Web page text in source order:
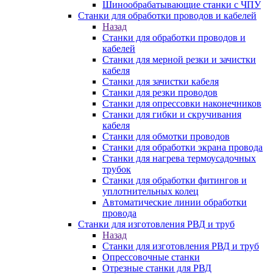
Шинообрабатывающие станки с ЧПУ
Станки для обработки проводов и кабелей
Назад
Станки для обработки проводов и
кабелей
Станки для мерной резки и зачистки
кабеля
Станки для зачистки кабеля
Станки для резки проводов
Станки для опрессовки наконечников
Станки для гибки и скручивания
кабеля
Станки для обмотки проводов
Станки для обработки экрана провода
Станки для нагрева термоусадочных
трубок
Станки для обработки фитингов и
уплотнительных колец
Автоматические линии обработки
провода
Станки для изготовления РВД и труб
Назад
Станки для изготовления РВД и труб
Опрессовочные станки
Отрезные станки для РВД